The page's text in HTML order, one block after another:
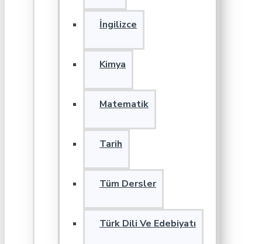
İngilizce
Kimya
Matematik
Tarih
Tüm Dersler
Türk Dili Ve Edebiyatı